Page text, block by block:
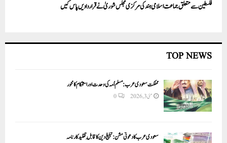
فلسطین سے متعلق جماعت اسلامی ہند کی مرکزی مجلس شوریٰ نے قراردادیں پاس کیں
TOP NEWS
مملکت سعودی عرب: مسلم اُمہ کی وحدت اور استحکام کا محور
مئی 3, 2026 0
سعودی عرب کا دعوتی مشن: تبلیغ دین کا قابلِ تقلید کارنامہ